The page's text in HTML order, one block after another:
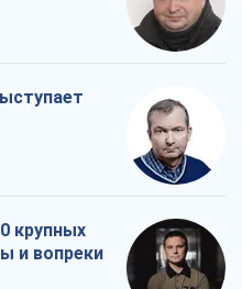
крупных
и вопреки